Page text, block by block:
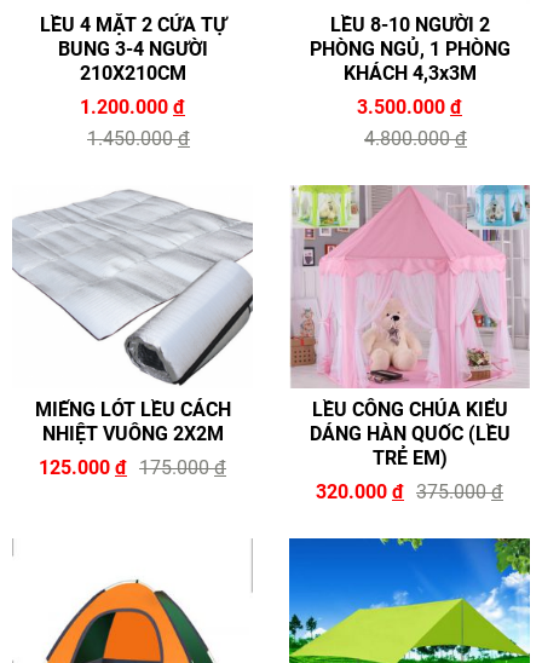
LỀU 4 MẶT 2 CỬA TỰ
BUNG 3-4 NGƯỜI
210X210CM
1.200.000 đ
1.450.000đ
LỀU 8-10 NGƯỜI 2
PHÒNG NGỦ, 1 PHÒNG
KHÁCH 4,3x3M
3.500.000 đ
4.800.000đ
MIẾNG LÓT LỀU CÁCH
NHIỆT VUÔNG 2X2M
125.000 đ 175.000đ
LỀU CÔNG CHÚA KIỂU
DÁNG HÀN QUỐC (LỀU
TRẺ EM)
320.000 đ 375.000đ